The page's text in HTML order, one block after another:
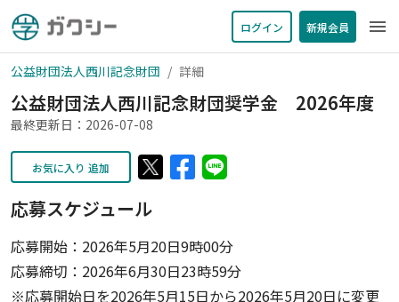
ログイン 新規会員 menu
公益財団法人西川記念財団 詳細
公益財団法人西川記念財団奨学金 2026年度
最終更新日：2026-07-08
お気に入り 追加
応募スケジュール
応募開始：2026年5月20日9時00分
応募締切：2026年6月30日23時59分
※応募開始日を2026年5月15日から2026年5月20日に変更